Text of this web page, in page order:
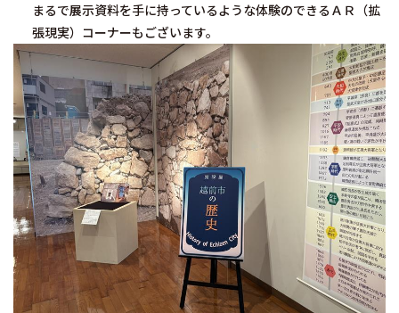
まるで展示資料を手に持っているような体験のできるＡＲ（拡
張現実）コーナーもございます。